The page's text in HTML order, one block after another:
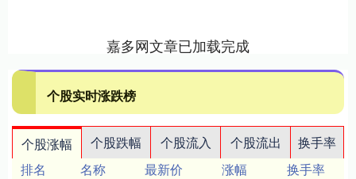
嘉多网文章已加载完成
个股实时涨跌榜
个股涨幅 个股跌幅 个股流入 个股流出
换手率
排名
名称 最新价 涨幅
换手率